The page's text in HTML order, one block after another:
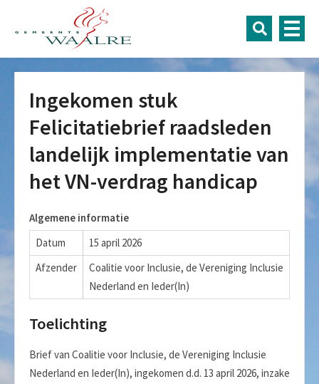
Ingekomen stuk
Felicitatiebrief raadsleden
landelijk implementatie van
het VN-verdrag handicap
Algemene informatie
Datum
15 april 2026
Afzender
Coalitie voor Inclusie, de Vereniging Inclusie
Nederland en Ieder(In)
Toelichting
Brief van Coalitie voor Inclusie, de Vereniging Inclusie
Nederland en Ieder(In), ingekomen d.d. 13 april 2026, inzake